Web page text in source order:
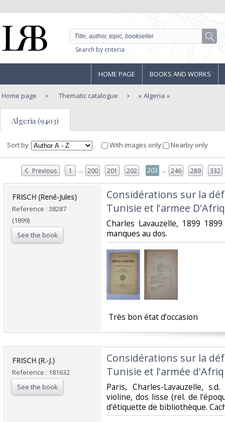
Search by criteria
HOME PAGE BOOKS AND WORKS
Home page Thematic catalogue Algeria
Algeria (9403)
Sort by With images only Nearby only
Previous 1 ... 200 201 202 203 ... 246 289 332
‎FRISCH (René-Jules)‎
Reference : 38287
(1899)
See the book
‎Considérations sur la
Tunisie et l'armee
‎Charles Lavauzelle, 1899
manques au dos.‎
‎ Très bon état d’occasion ‎
‎FRISCH (R.-J.)‎
Reference : 181632
See the book
‎Considérations sur la
Tunisie et l'armée
‎Paris, Charles-Lavauzelle,
violine, dos lisse (rel. de
d'étiquette de bibliothèque.